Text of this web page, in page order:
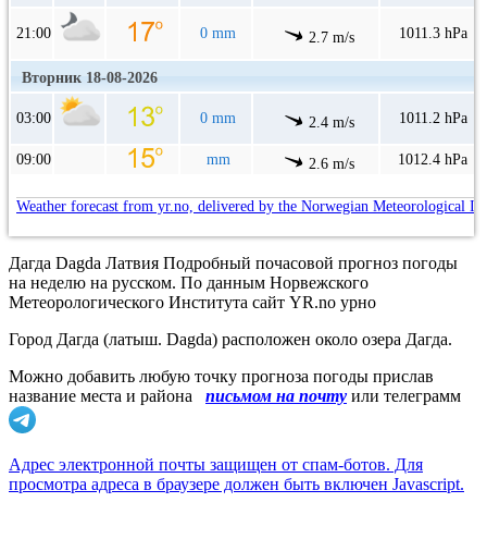
21:00 0 mm 2.7 m/s 1011.3 hPa
Вторник 18-08-2026
03:00 0 mm 2.4 m/s 1011.2 hPa
09:00 mm 2.6 m/s 1012.4 hPa
Weather forecast from yr.no, delivered by the Norwegian Meteorological
Дагда Dagda Латвия Подробный почасовой прогноз погоды
на неделю на русском. По данным Норвежского
Метеорологического Института сайт YR.no урно
Город Дагда (латыш. Dagda) расположен около озера Дагда.
Можно добавить любую точку прогноза погоды прислав
название места и района
письмом на почту или телеграмм
Адрес электронной почты защищен от спам-ботов. Для
просмотра адреса в браузере должен быть включен Javascript.